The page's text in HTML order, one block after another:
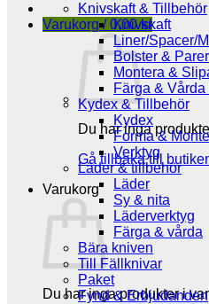
Varukorg /0,00kr
Du har inga
Gå tillbaka till
Varukorg
Du har inga produkter i
Knivskaft & Tillbehör
Knivskaft
Liner/Spacer/
Bolster &
Montera &
Färga &
Kydex & Tillbehör
Kydex
Forma &
Verktyg
Läder & tillbehör
Läder
Sy & nita
Läderverktyg
Färga & vårda
Bära kniven
Till Fällknivar
Paket
Fynd & Erbjudanden